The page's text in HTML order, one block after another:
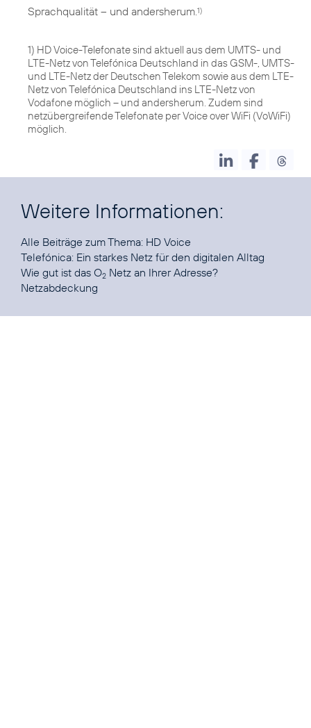
Sprachqualität – und andersherum.1)
1) HD Voice-Telefonate sind aktuell aus dem UMTS- und
LTE-Netz von Telefónica Deutschland in das GSM-, UMTS-
und LTE-Netz der Deutschen Telekom sowie aus dem LTE-
Netz von Telefónica Deutschland ins LTE-Netz von
Vodafone möglich – und andersherum. Zudem sind
netzübergreifende Telefonate per Voice over WiFi (VoWiFi)
möglich.
Weitere Informationen:
Alle Beiträge zum Thema: HD Voice
Telefónica: Ein starkes Netz für den digitalen Alltag
Wie gut ist das O2 Netz an Ihrer Adresse?
Netzabdeckung